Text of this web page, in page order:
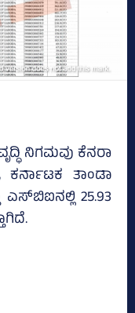
ನಿಗಮವು ಕೆನರಾ
ಕರ್ನಾಟಕ ತಾಂಡಾ
25.93